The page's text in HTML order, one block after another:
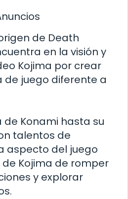
de Death
en la visión y
Kojima por crear
de juego diferente a
de Konami hasta su
talentos de
aspecto del juego
Kojima de romper
y explorar